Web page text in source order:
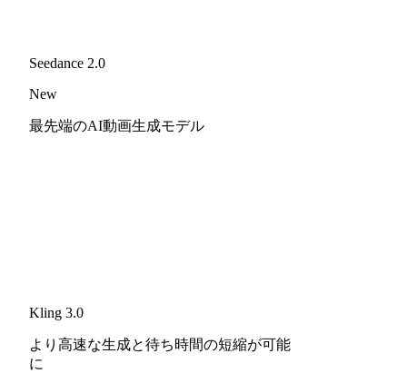
Seedance 2.0
New
最先端のAI動画生成モデル
Kling 3.0
より高速な生成と待ち時間の短縮が可能
に